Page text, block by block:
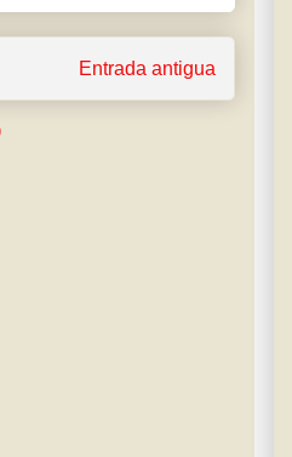
Entrada antigua